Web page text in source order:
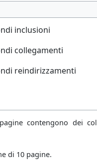
inclusioni
collegamenti
reindirizzamenti
contengono dei
di 10 pagine.